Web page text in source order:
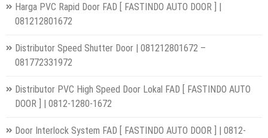
Harga PVC Rapid Door FAD [ FASTINDO AUTO DOOR ] |
081212801672
Distributor Speed Shutter Door | 081212801672 –
081772331972
Distributor PVC High Speed Door Lokal FAD [ FASTINDO AUTO
DOOR ] | 0812-1280-1672
Door Interlock System FAD [ FASTINDO AUTO DOOR ] | 0812-